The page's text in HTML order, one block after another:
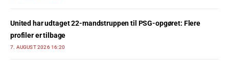
United har udtaget 22-mandstruppen til PSG-opgøret: Flere
profiler er tilbage
7. AUGUST 2026 16:20